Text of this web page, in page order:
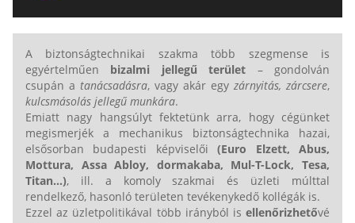
A biztonságtechnikai szakma több szegmense is
egyértelműen bizalmi jellegű terület – gondolván
csupán a tanácsadásra, vagy akár egy zárnyitás, zárcsere,
kulcsmásolás jellegű munkára.
Emiatt nagy hangsúlyt fektetünk arra, hogy cégünket
megismerjék a mechanikus biztonságtechnika hazai,
elsősorban budapesti képviselői(Euro Elzett,Abus,
Mottura, Assa Abloy, dormakaba, Mul-T-Lock, Tesa,
Titan...), ill. a komoly szakmai és üzleti múlttal
rendelkező, hasonló területen tevékenykedő kollégák is.
Ezzel az üzletpolitikával több irányból is ellenőrizhetővé